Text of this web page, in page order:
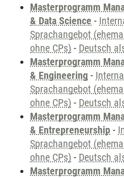
Masterprogramm
& Data Science -
Sprachangebot
ohne CPs) - Deutsch
Masterprogramm
& Engineering -
Sprachangebot
ohne CPs) - Deutsch
Masterprogramm
& Entrepreneurship -
Sprachangebot
ohne CPs) - Deutsch
Masterprogramm